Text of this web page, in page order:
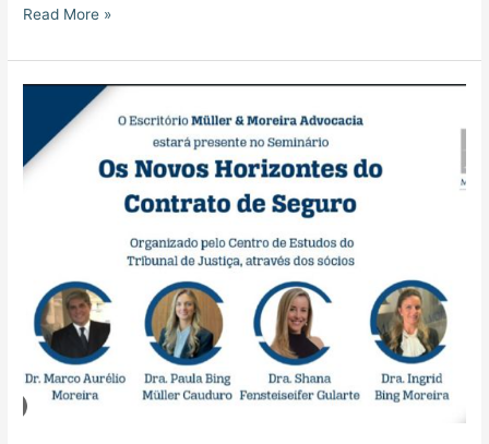
Read More »
Horizontes
do